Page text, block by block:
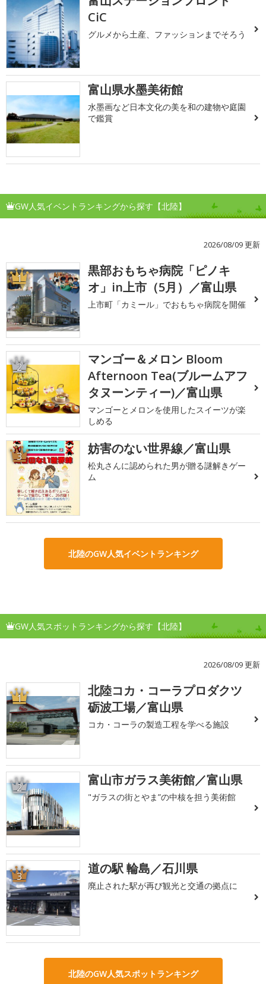
CiC
グルメから土産、ファッションまでそろう
富山県水墨美術館
水墨画など日本文化の美を和の建物や庭園
で鑑賞
GW人気イベントランキングから探す【北陸】
2026/08/09 更新
1
黒部おもちゃ病院「ピノキ
オ」in上市（5月）／富山県
上市町「カミール」でおもちゃ病院を開催
2
マンゴー＆メロン Bloom
Afternoon Tea(ブルームアフ
タヌーンティー)／富山県
マンゴーとメロンを使用したスイーツが楽
しめる
3 妨害のない世界線／富山県
松丸さんに認められた男が贈る謎解きゲー
ム
北陸のGW人気イベントランキング
GW人気スポットランキングから探す【北陸】
2026/08/09 更新
1
北陸コカ・コーラプロダクツ
砺波工場／富山県
コカ・コーラの製造工程を学べる施設
2 富山市ガラス美術館／富山県
"ガラスの街とやま”の中核を担う美術館
3 道の駅 輪島／石川県
廃止された駅が再び観光と交通の拠点に
北陸のGW人気スポットランキング